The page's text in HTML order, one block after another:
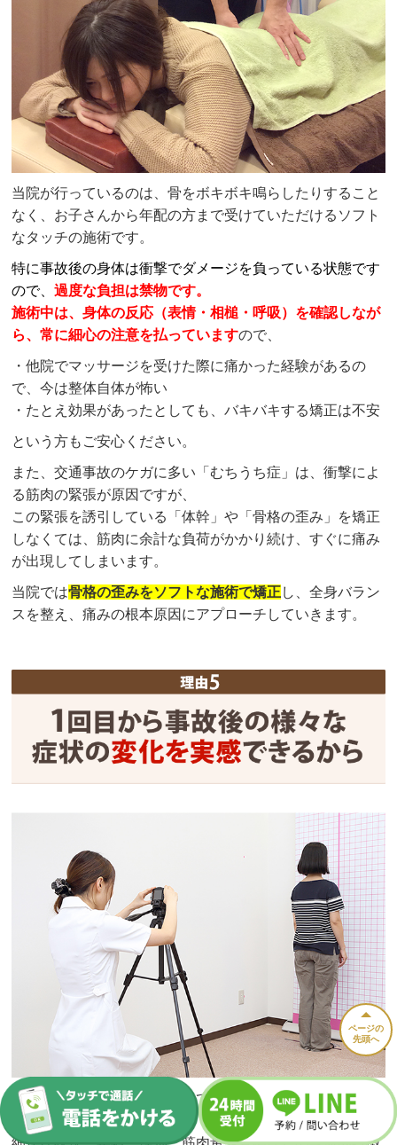
当院が行っているのは、骨をボキボキ鳴らしたりすること
なく、お子さんから年配の方まで受けていただけるソフト
なタッチの施術です。
特に事故後の身体は衝撃でダメージを負っている状態です
ので、過度な負担は禁物です。
施術中は、身体の反応（表情・相槌・呼吸）を確認しなが
ら、常に細心の注意を払っていますので、
・他院でマッサージを受けた際に痛かった経験があるの
で、今は整体自体が怖い
・たとえ効果があったとしても、バキバキする矯正は不安
という方もご安心ください。
また、交通事故のケガに多い「むちうち症」は、衝撃によ
る筋肉の緊張が原因ですが、
この緊張を誘引している「体幹」や「骨格の歪み」を矯正
しなくては、筋肉に余計な負荷がかかり続け、すぐに痛み
が出現してしまいます。
当院では骨格の歪みをソフトな施術で矯正し、全身バラン
スを整え、痛みの根本原因にアプローチしていきます。
同じような事故に遭ったとしても、同じ症状が出るわけで
はありません。
ページの
先頭へ